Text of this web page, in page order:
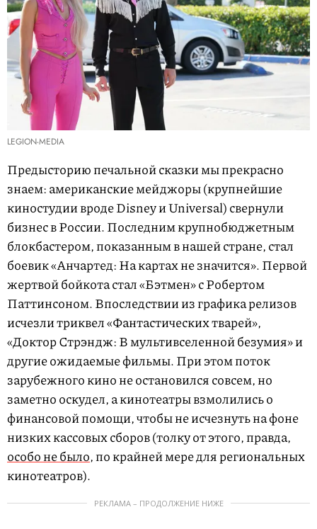
LEGION-MEDIA
Предысторию печальной сказки мы прекрасно
знаем: американские мейджоры (крупнейшие
киностудии вроде Disney и Universal) свернули
бизнес в России. Последним крупнобюджетным
блокбастером, показанным в нашей стране, стал
боевик «Анчартед: На картах не значится». Первой
жертвой бойкота стал «Бэтмен» с Робертом
Паттинсоном. Впоследствии из графика релизов
исчезли триквел «Фантастических тварей»,
«Доктор Стрэндж: В мультивселенной безумия» и
другие ожидаемые фильмы. При этом поток
зарубежного кино не остановился совсем, но
заметно оскудел, а кинотеатры взмолились о
финансовой помощи, чтобы не исчезнуть на фоне
низких кассовых сборов (толку от этого, правда,
особо не было, по крайней мере для региональных
кинотеатров).
РЕКЛАМА – ПРОДОЛЖЕНИЕ НИЖЕ